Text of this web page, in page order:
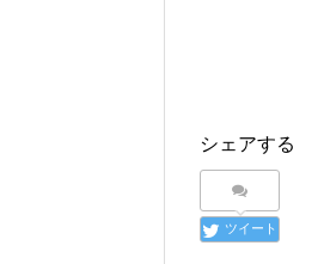
シェアする
ツイート